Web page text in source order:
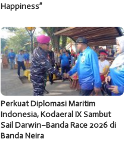
Happiness”
Perkuat Diplomasi Maritim
Indonesia, Kodaeral IX Sambut
Sail Darwin–Banda Race 2026 di
Banda Neira